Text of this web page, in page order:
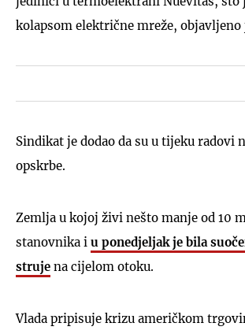
kolapsom električne mreže, objavljeno
Sindikat je dodao da su u tijeku radovi
opskrbe.
Zemlja u kojoj živi nešto manje od 10
stanovnika i u ponedjeljak je bila
struje na cijelom otoku.
Vlada pripisuje krizu američkom